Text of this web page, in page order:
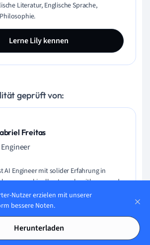
Literatur, Englische Sprache,
Lerne Lily kennen
geprüft von:
Freitas
Engineer
AI Engineer mit solider Erfahrung in
maschinellen Lernalgorithmen und
Anwendungen großer
Er hat Elektrotechnik an der
Paulo studiert und macht aktuell
an der Universität von
Nutzer erzielen mit unserer
bessere Noten.
Herunterladen